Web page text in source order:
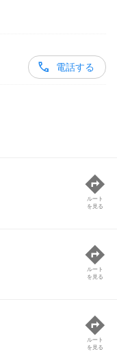
電話する
ルート
を見る
ルート
を見る
ルート
を見る